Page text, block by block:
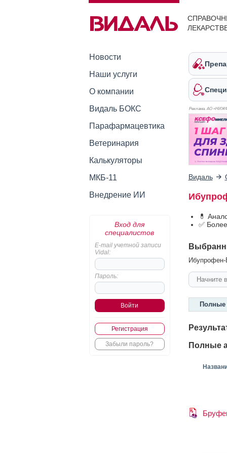
Новости
Наши услуги
О компании
Видаль БОКС
Парафармацевтика
Ветеринария
Калькуляторы
МКБ-11
Внедрение ИИ
Вход для
специалистов
E-mail учетной записи
Vidal:
Пароль:
Регистрация
Забыли пароль?
Реклама. АО
Видаль
💊
✅
Ибупрофен-
Полные
Полные